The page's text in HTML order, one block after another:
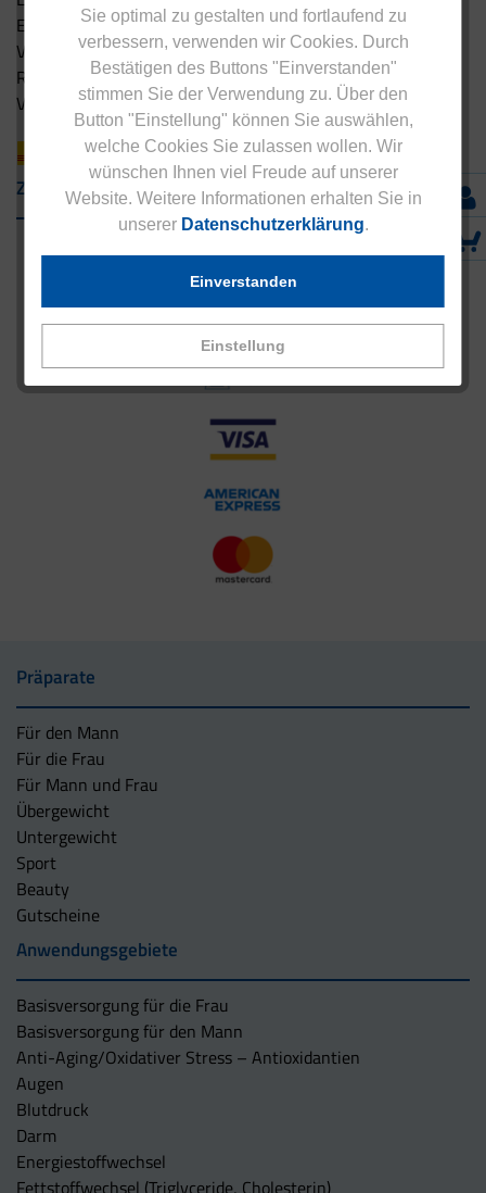
Sie optimal zu gestalten und fortlaufend zu
verbessern, verwenden wir Cookies. Durch
Bestätigen des Buttons "Einverstanden"
stimmen Sie der Verwendung zu. Über den
Button "Einstellung" können Sie auswählen,
welche Cookies Sie zulassen wollen. Wir
wünschen Ihnen viel Freude auf unserer
Website. Weitere Informationen erhalten Sie in
unserer Datenschutzerklärung.
Einstellung
Einverstanden
Eucell Fitness Coach
Versandbedingungen
Rücksendung
Versandpartner innerhalb Deutschlands
Zahlungsarten
Präparate
Für den Mann
Für die Frau
Für Mann und Frau
Übergewicht
Untergewicht
Sport
Beauty
Gutscheine
Anwendungsgebiete
Basisversorgung für die Frau
Basisversorgung für den Mann
Anti-Aging/Oxidativer Stress – Antioxidantien
Augen
Blutdruck
Darm
Energiestoffwechsel
Fettstoffwechsel (Triglyceride, Cholesterin)